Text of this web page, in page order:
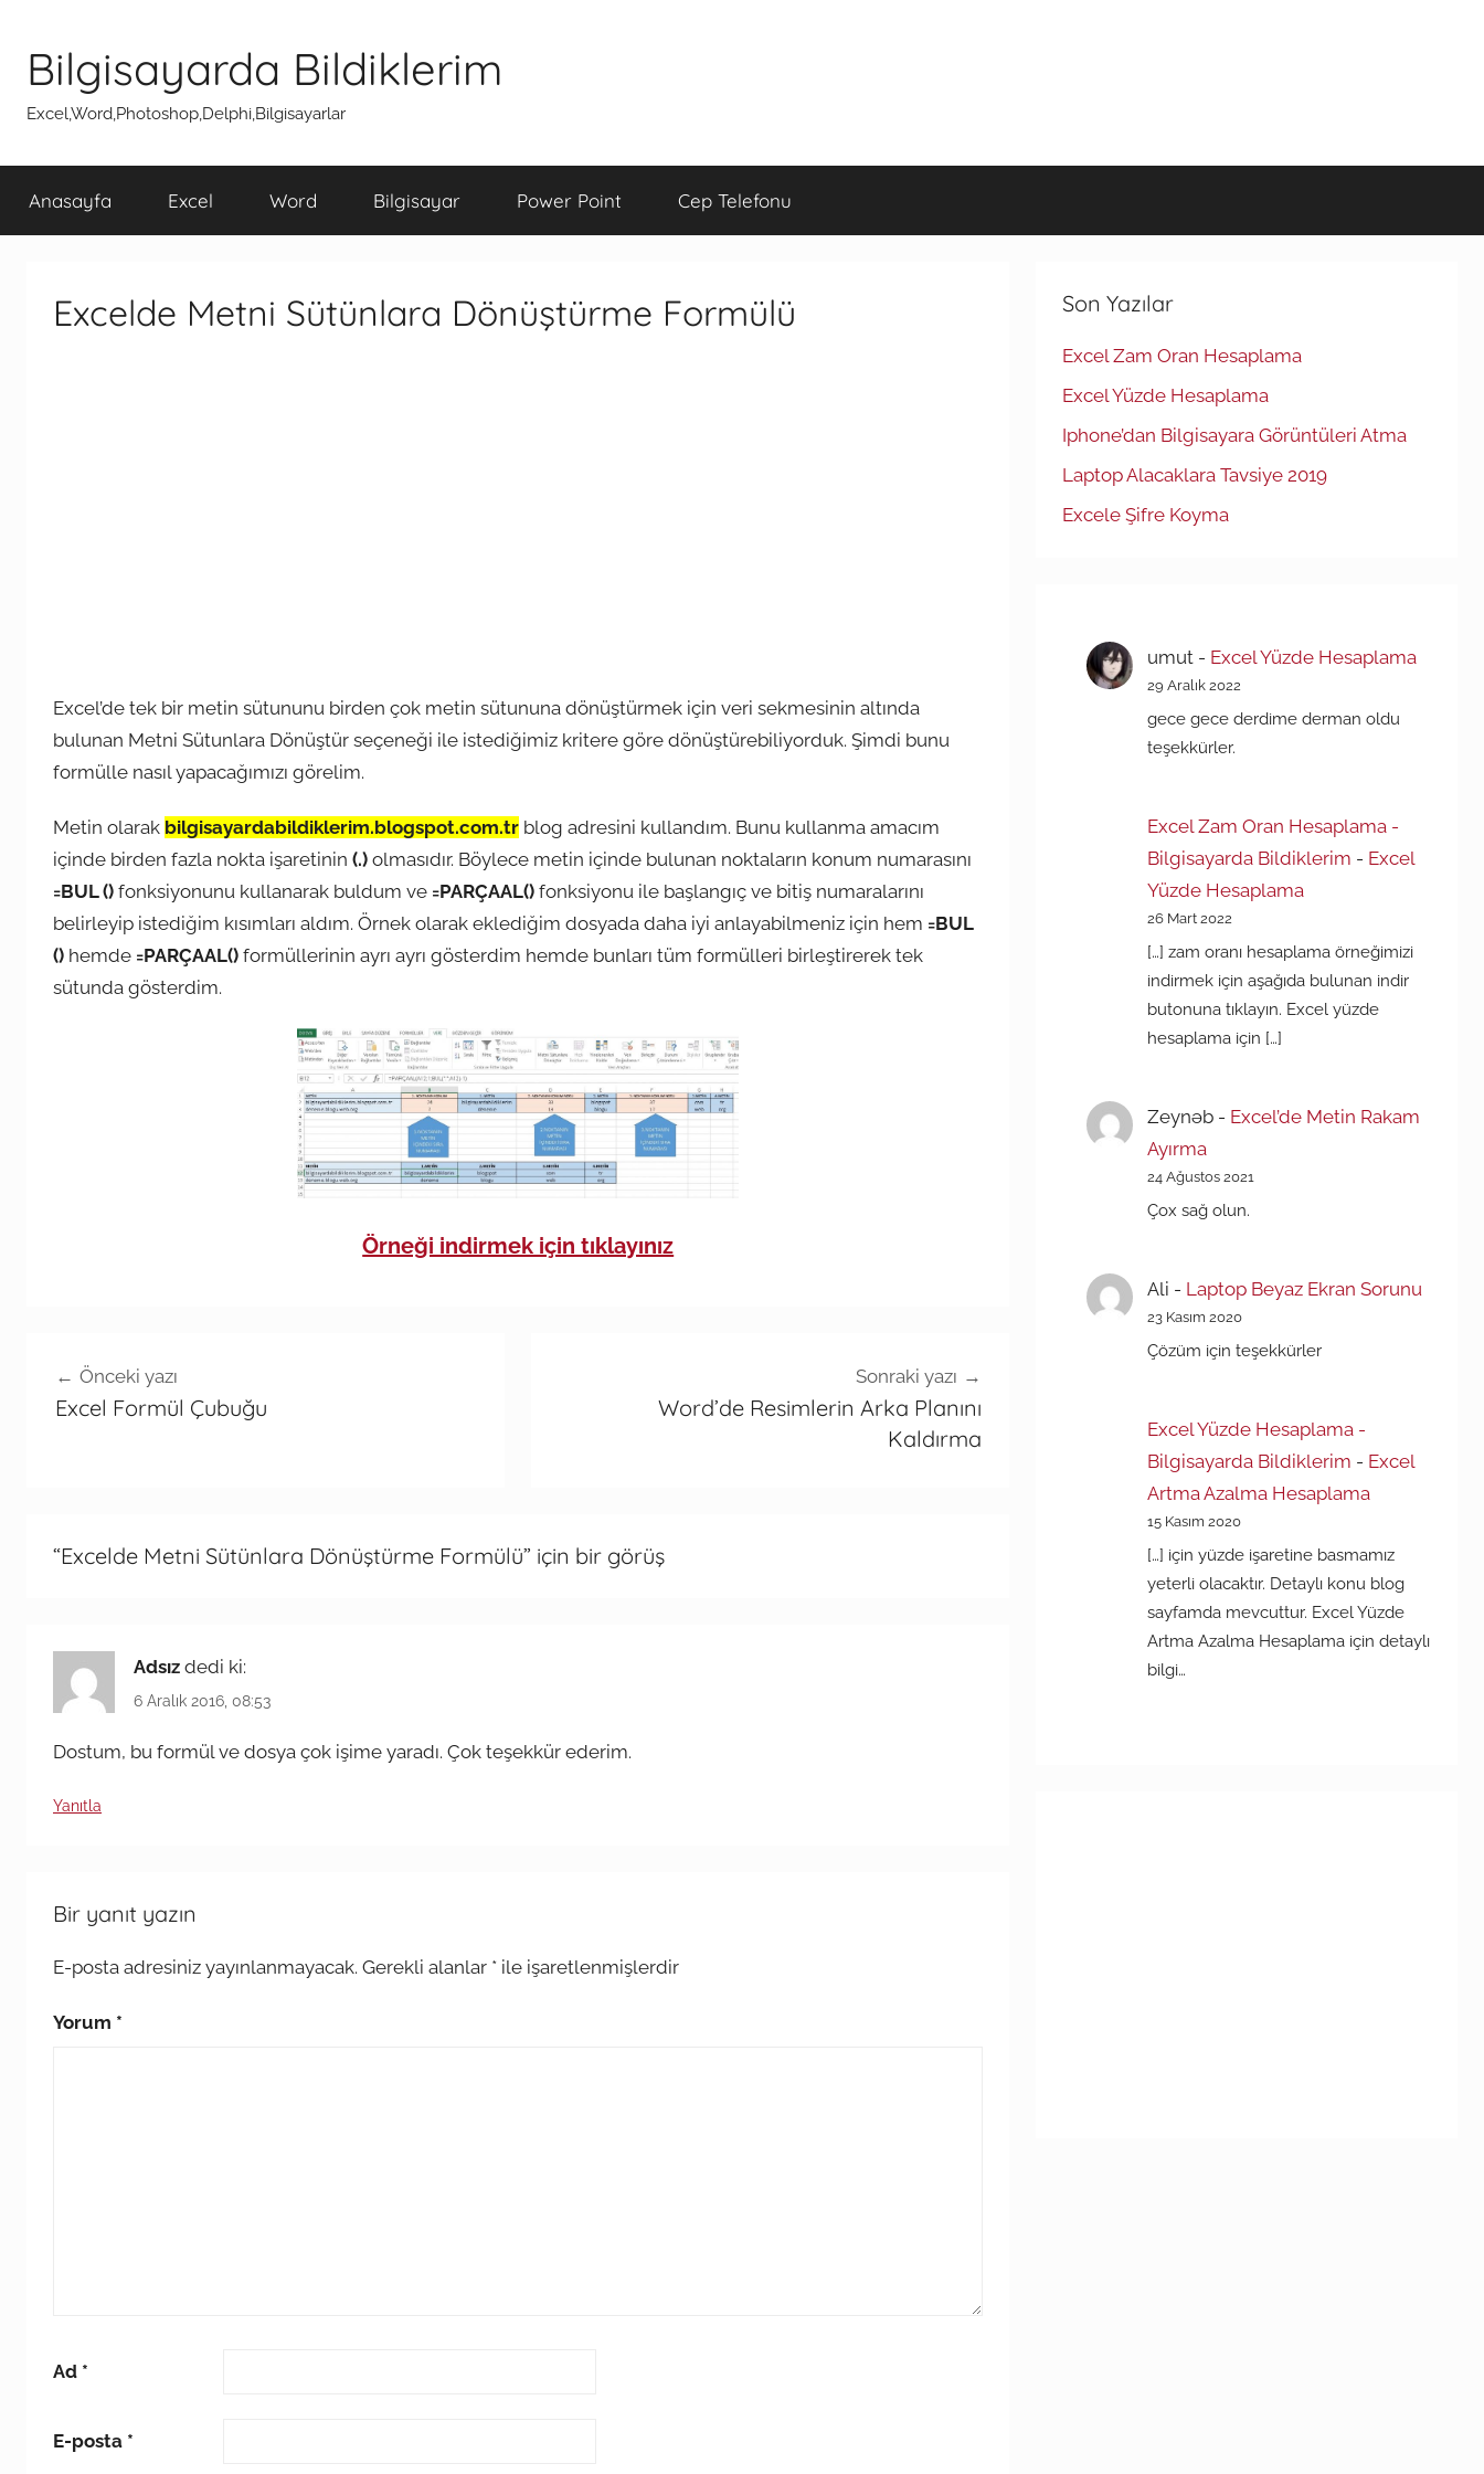
Bilgisayarda Bildiklerim
Excel,Word,Photoshop,Delphi,Bilgisayarlar
Anasayfa Excel Word Bilgisayar Power Point Cep Telefonu
Excelde Metni Sütünlara Dönüştürme Formülü
Excel’de tek bir metin sütununu birden çok metin sütununa dönüştürmek için veri sekmesinin altında
bulunan Metni Sütunlara Dönüştür seçeneği ile istediğimiz kritere göre dönüştürebiliyorduk. Şimdi bunu
formülle nasıl yapacağımızı görelim.
Metin olarak bilgisayardabildiklerim.blogspot.com.tr blog adresini kullandım. Bunu kullanma amacım
içinde birden fazla nokta işaretinin (.) olmasıdır. Böylece metin içinde bulunan noktaların konum numarasını
=BUL () fonksiyonunu kullanarak buldum ve =PARÇAAL() fonksiyonu ile başlangıç ve bitiş numaralarını
belirleyip istediğim kısımları aldım. Örnek olarak eklediğim dosyada daha iyi anlayabilmeniz için hem =BUL
() hemde =PARÇAAL() formüllerinin ayrı ayrı gösterdim hemde bunları tüm formülleri birleştirerek tek
sütunda gösterdim.
Örneği indirmek için tıklayınız
gezinmesi
Önceki yazı
Excel Formül Çubuğu
Sonraki yazı
Word’de Resimlerin Arka Planını
Kaldırma
“Excelde Metni Sütünlara Dönüştürme Formülü” için bir görüş
Adsız dedi ki:
6 Aralık 2016, 08:53
Dostum, bu formül ve dosya çok işime yaradı. Çok teşekkür ederim.
Yanıtla
Bir yanıt yazın
E-posta adresiniz yayınlanmayacak. Gerekli alanlar * ile işaretlenmişlerdir
Yorum *
Ad *
E-posta *
Son Yazılar
Excel Zam Oran Hesaplama
Excel Yüzde Hesaplama
Iphone’dan Bilgisayara Görüntüleri Atma
Laptop Alacaklara Tavsiye 2019
Excele Şifre Koyma
umut- Excel Yüzde Hesaplama
29 Aralık 2022
gece gece derdime derman oldu
teşekkürler.
Excel Zam Oran Hesaplama -
Bilgisayarda Bildiklerim - Excel
Yüzde Hesaplama
26 Mart 2022
[…] zam oranı hesaplama örneğimizi
indirmek için aşağıda bulunan indir
butonuna tıklayın. Excel yüzde
hesaplama için […]
Zeynəb- Excel’de Metin Rakam
Ayırma
24 Ağustos 2021
Çox sağ olun.
Ali - Laptop Beyaz Ekran Sorunu
23 Kasım 2020
Çözüm için teşekkürler
Excel Yüzde Hesaplama -
Bilgisayarda Bildiklerim - Excel
Artma Azalma Hesaplama
15 Kasım 2020
[…] için yüzde işaretine basmamız
yeterli olacaktır. Detaylı konu blog
sayfamda mevcuttur. Excel Yüzde
Artma Azalma Hesaplama için detaylı
bilgi…